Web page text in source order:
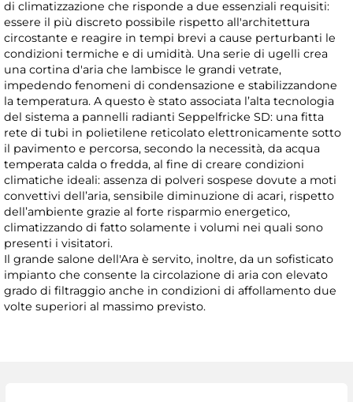
di climatizzazione che risponde a due essenziali requisiti:
essere il più discreto possibile rispetto all'architettura
circostante e reagire in tempi brevi a cause perturbanti le
condizioni termiche e di umidità. Una serie di ugelli crea
una cortina d'aria che lambisce le grandi vetrate,
impedendo fenomeni di condensazione e stabilizzandone
la temperatura. A questo è stato associata l’alta tecnologia
del sistema a pannelli radianti Seppelfricke SD: una fitta
rete di tubi in polietilene reticolato elettronicamente sotto
il pavimento e percorsa, secondo la necessità, da acqua
temperata calda o fredda, al fine di creare condizioni
climatiche ideali: assenza di polveri sospese dovute a moti
convettivi dell’aria, sensibile diminuzione di acari, rispetto
dell’ambiente grazie al forte risparmio energetico,
climatizzando di fatto solamente i volumi nei quali sono
presenti i visitatori.
Il grande salone dell'Ara è servito, inoltre, da un sofisticato
impianto che consente la circolazione di aria con elevato
grado di filtraggio anche in condizioni di affollamento due
volte superiori al massimo previsto.